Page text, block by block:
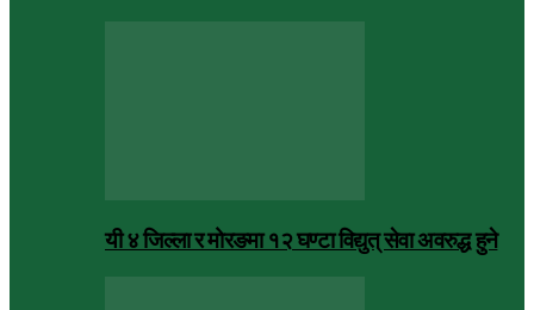
यी ४ जिल्ला र मोरङमा १२ घण्टा विद्युत् सेवा अवरुद्ध हुने